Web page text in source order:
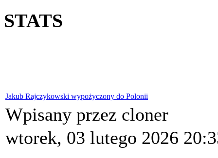
STATS
Jakub Rajczykowski wypożyczony do Polonii
Wpisany przez cloner
wtorek, 03 lutego 2026